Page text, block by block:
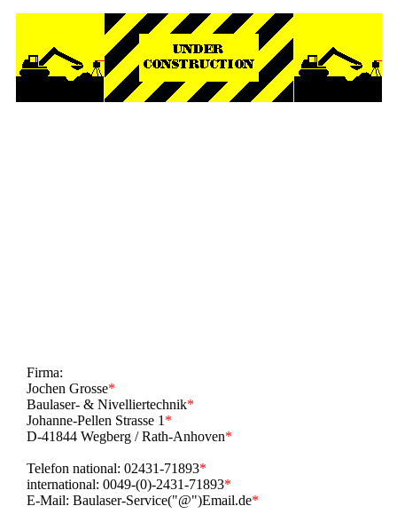
Firma:
Jochen Grosse*
Baulaser- & Nivelliertechnik*
Johanne-Pellen Strasse 1 *
D-41844 Wegberg / Rath-Anhoven*
Telefon national: 02431-71893*
international: 0049-(0)-2431-71893*
E-Mail: Baulaser-Service("@")Email.de*